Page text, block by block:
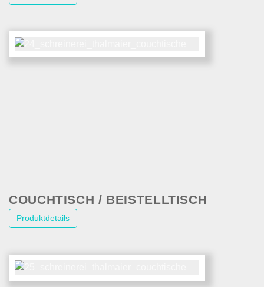
COUCHTISCH / BEISTELLTISCH
Produktdetails